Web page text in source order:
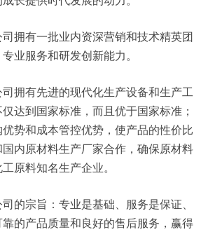
拥有一批业内资深营销和技术精英团
业服务和研发创新能力。
拥有先进的现代化生产设备和生产工
达到国家标准，而且优于国家标准；
势和成本管控优势，使产品的性价比
内原材料生产厂家合作，确保原材料
原料知名生产企业。
的宗旨：专业是基础、服务是保证、
的产品质量和良好的售后服务，赢得